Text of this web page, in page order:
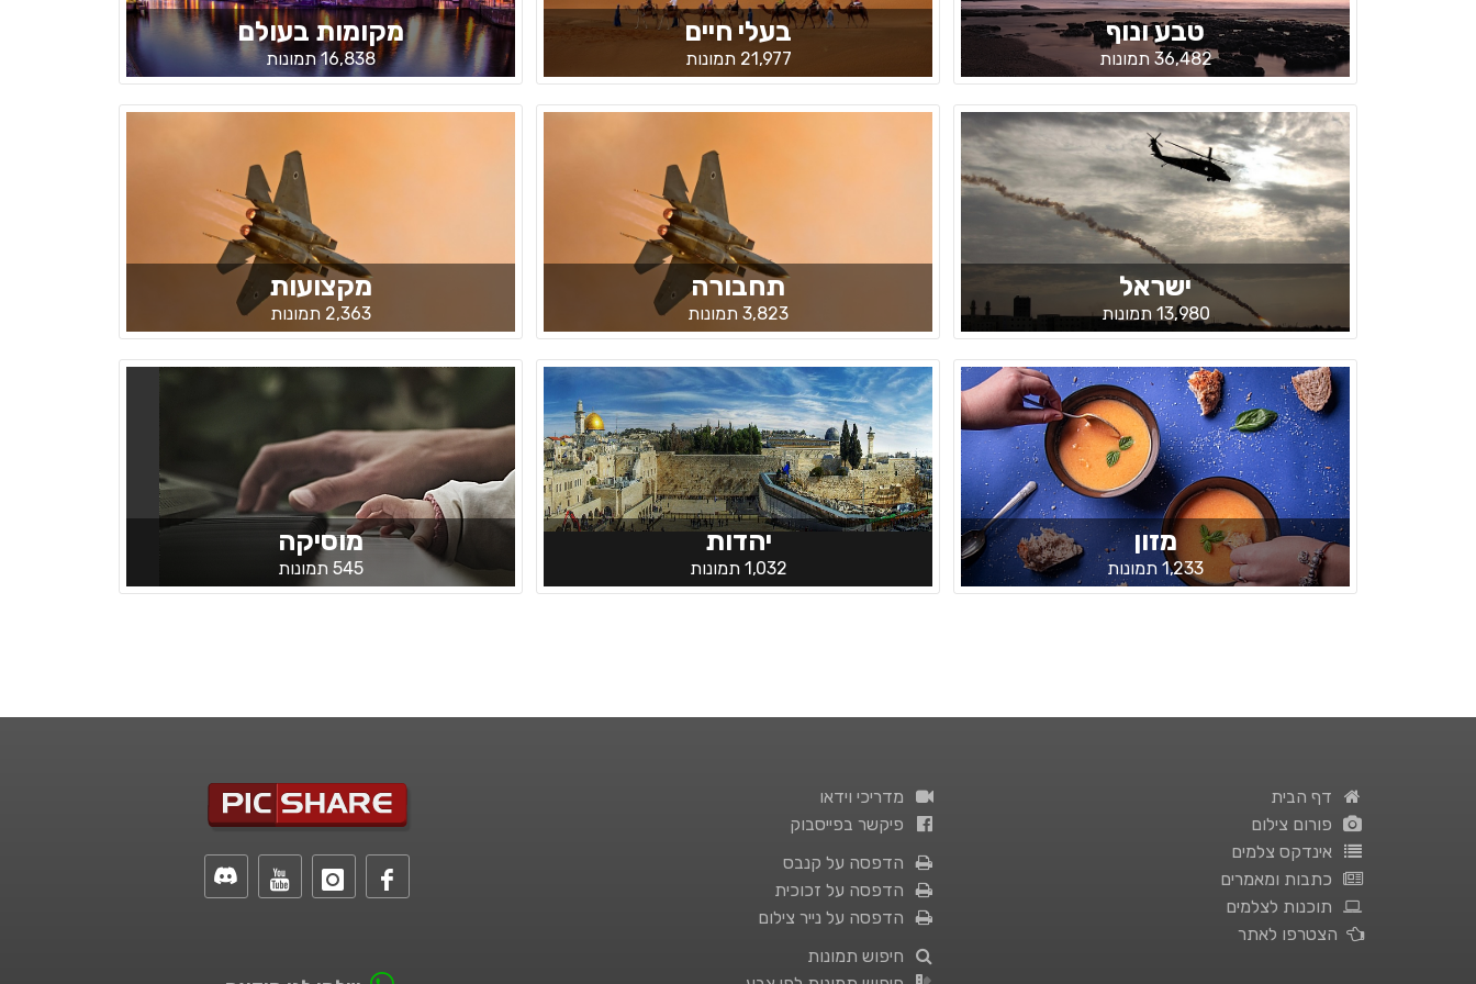
טבע ונוף
36,482 תמונות
בעלי חיים
21,977 תמונות
מקומות בעולם
16,838 תמונות
ישראל
13,980 תמונות
תחבורה
3,823 תמונות
מקצועות
2,363 תמונות
מזון
1,233 תמונות
יהדות
1,032 תמונות
מוסיקה
545 תמונות
מדריכי וידאו
פיקשר בפייסבוק
הדפסה על קנבס
הדפסה על זכוכית
הדפסה על נייר צילום
חיפוש תמונות
דף הבית
פורום צילום
אינדקס צלמים
כתבות ומאמרים
תוכנות לצלמים
הצטרפו לאתר